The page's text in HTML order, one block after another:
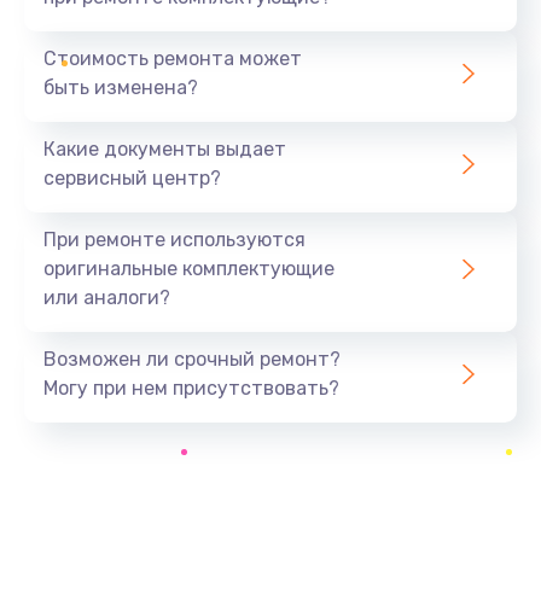
545 руб.
Установка драйверов
Замена вебкамеры
Заказать
Стоимость ремонта может
быть изменена?
Какие документы выдает
сервисный центр?
При ремонте используются
оригинальные комплектующие
или аналоги?
Возможен ли срочный ремонт?
Могу при нем присутствовать?